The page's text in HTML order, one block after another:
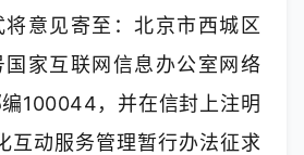
意见寄至：北京市西城区
国家互联网信息办公室网络
100044，并在信封上注明
互动服务管理暂行办法征求